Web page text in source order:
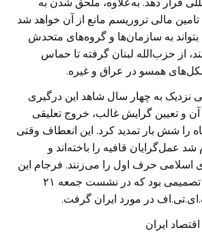
تامین مالی تروریسم مانع از آن خواهد شد
به سازمان‌ها و گروه‌های متحدش
از حزب‌الله لبنان گرفته تا حماس
همسو در عراق و غیره.
نزدیک به چهار سال شاهد این درگیری
آن و تعیین گرایش غالب، خروج تعلیقی
را شش بار تمدید کرد. این انعطاف وقتی
شد عمل‌گرایان قافیه را باخته‌اند و
اسلامی حرف اول را می‌زنند. فرجام این
کشمکش زمینه‌ساز تصمیمی بود که در نشست جمعه ۲۱
ایران